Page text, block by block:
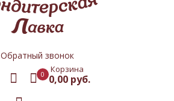
Обратный звонок
0 Корзина
0,00 руб.